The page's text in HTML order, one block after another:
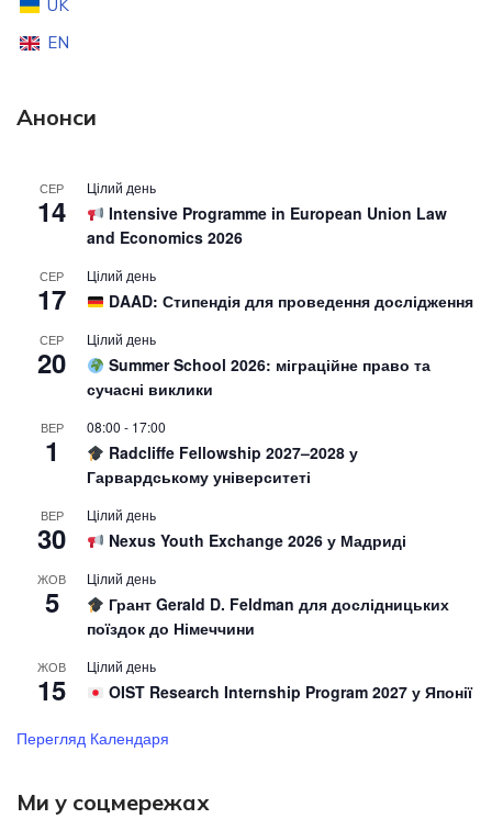
UK
EN
Анонси
СЕР
14
Цілий день
Intensive Programme in European Union Law
and Economics 2026
СЕР
17
Цілий день
DAAD: Стипендія для проведення дослідження
СЕР
20
Цілий день
Summer School 2026: міграційне право та
сучасні виклики
ВЕР
1
08:00 - 17:00
Radcliffe Fellowship 2027–2028 у
Гарвардському університеті
ВЕР
30
Цілий день
Nexus Youth Exchange 2026 у Мадриді
ЖОВ
5
Цілий день
Грант Gerald D. Feldman для дослідницьких
поїздок до Німеччини
ЖОВ
15
Цілий день
OIST Research Internship Program 2027 у Японії
Перегляд Календаря
Ми у соцмережах